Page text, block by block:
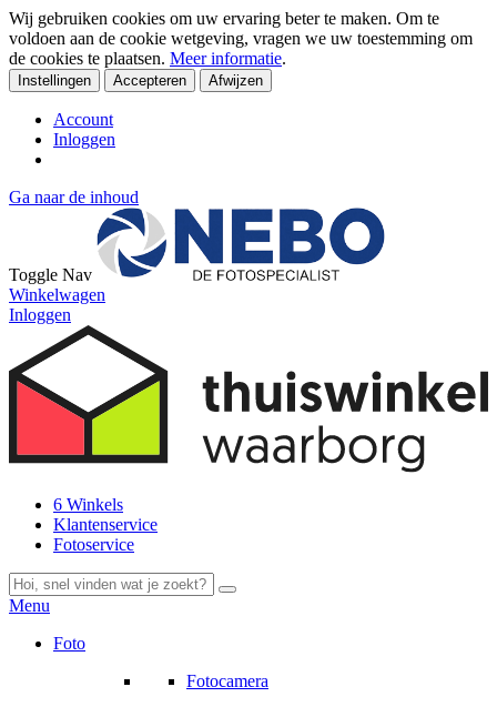
Wij gebruiken cookies om uw ervaring beter te maken. Om te
voldoen aan de cookie wetgeving, vragen we uw toestemming om
de cookies te plaatsen. Meer informatie.
Instellingen Accepteren Afwijzen
Account
Inloggen
Ga naar de inhoud
Toggle Nav
Winkelwagen
Inloggen
6 Winkels
Klantenservice
Fotoservice
Menu
Foto
Fotocamera